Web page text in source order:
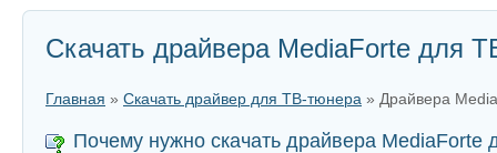
Скачать драйвера MediaForte для
Главная » Скачать драйвер для ТВ-тюнера » Драйвера
Почему нужно скачать драйвера MediaForte